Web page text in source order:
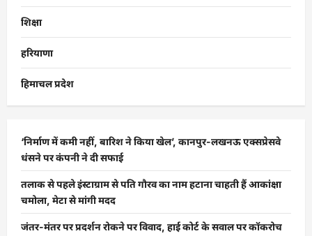
शिक्षा
हरियाणा
हिमाचल प्रदेश
‘निर्माण में कमी नहीं, बारिश ने किया खेल’, कानपुर-लखनऊ एक्सप्रेसवे
धंसने पर कंपनी ने दी सफाई
तलाक से पहले इंस्टाग्राम से पति गौरव का नाम हटाना चाहती हैं आकांक्षा
चमोला, मेटा से मांगी मदद
जंतर-मंतर पर प्रदर्शन रोकने पर विवाद, हाई कोर्ट के सवाल पर कॉकरोच